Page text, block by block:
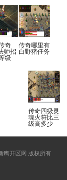
奇
师招
级
传奇哪里有
白野猪任务
传奇四级灵
魂火符比三
级高多少
鹰开区网 版权所有